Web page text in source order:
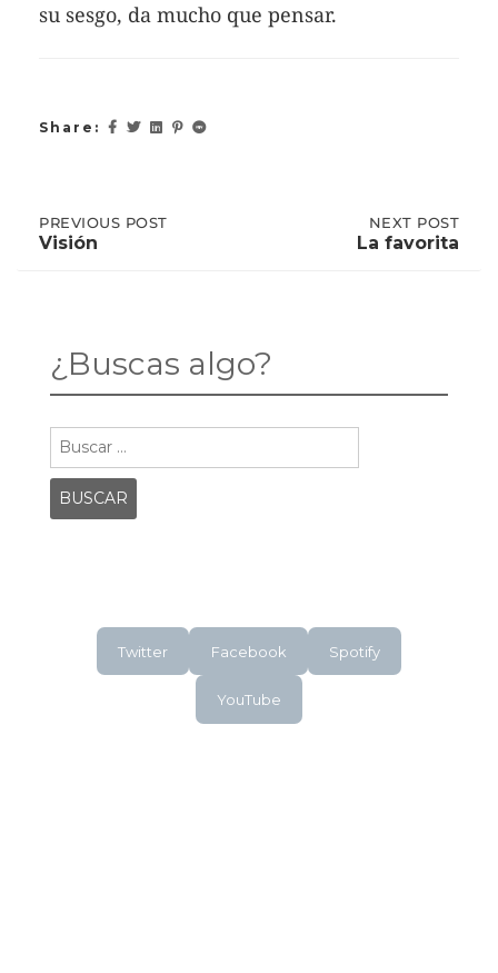
su sesgo, da mucho que pensar.
Share:
Post
PREVIOUS
POST:
PREVIOUS POST
Visión
NEXT POST
La favorita
¿Buscas algo?
Twitter Facebook Spotify
YouTube